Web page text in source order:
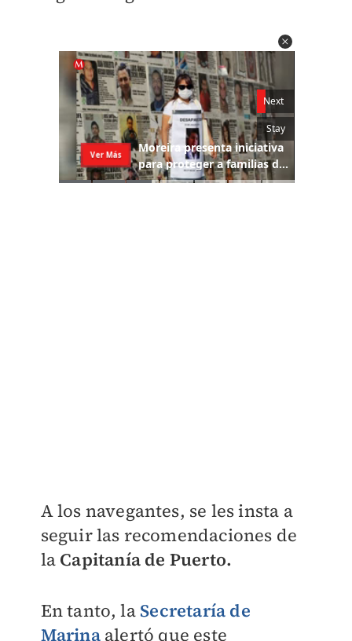
A los navegantes, se les insta a
seguir las recomendaciones de
la Capitanía de Puerto.
En tanto, la Secretaría de
Marinaalertó que este